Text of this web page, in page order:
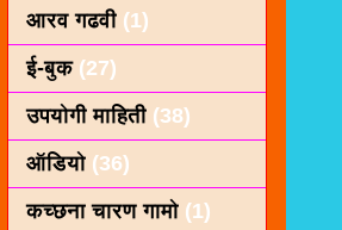
आरव गढवी (1)
ई-बुक (27)
उपयोगी माहिती (38)
ऑडियो (36)
कच्छना चारण गामो (1)